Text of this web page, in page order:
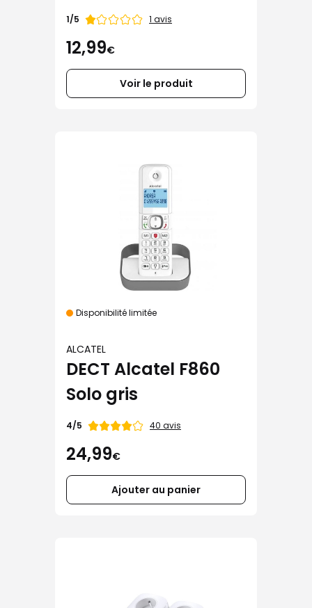
Note
1/5 1 avis
12,99€
Voir le produit
Disponibilité limitée
ALCATEL
DECT Alcatel F860
Solo gris
Note
4/5 40 avis
24,99€
Ajouter au panier